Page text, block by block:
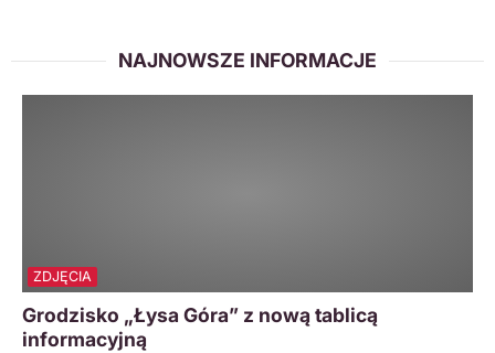
NAJNOWSZE INFORMACJE
ZDJĘCIA
Grodzisko „Łysa Góra” z nową tablicą
informacyjną